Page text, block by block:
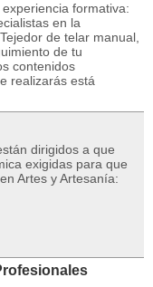
formativa:
en la
de telar manual,
de tu
contenidos
realizarás está
dirigidos a que
exigidas para que
Artes y Artesanía: